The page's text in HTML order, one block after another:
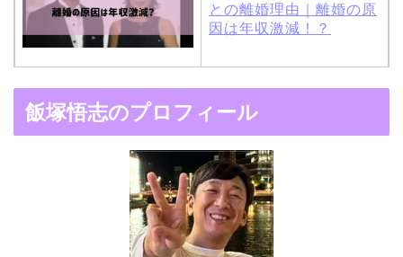
との離婚理由｜離婚の原
因は年収激減！？
の馴れ初めは「SMAP×S
MAP」！憧れの人との共
演でキムタクがド緊張！
【画像】ブーニンの嫁は
飯塚悟志のプロフィール